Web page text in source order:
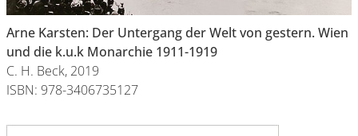
Arne Karsten: Der Untergang der Welt von gestern. Wien
und die k.u.k Monarchie 1911-1919
C. H. Beck, 2019
ISBN: 978-3406735127